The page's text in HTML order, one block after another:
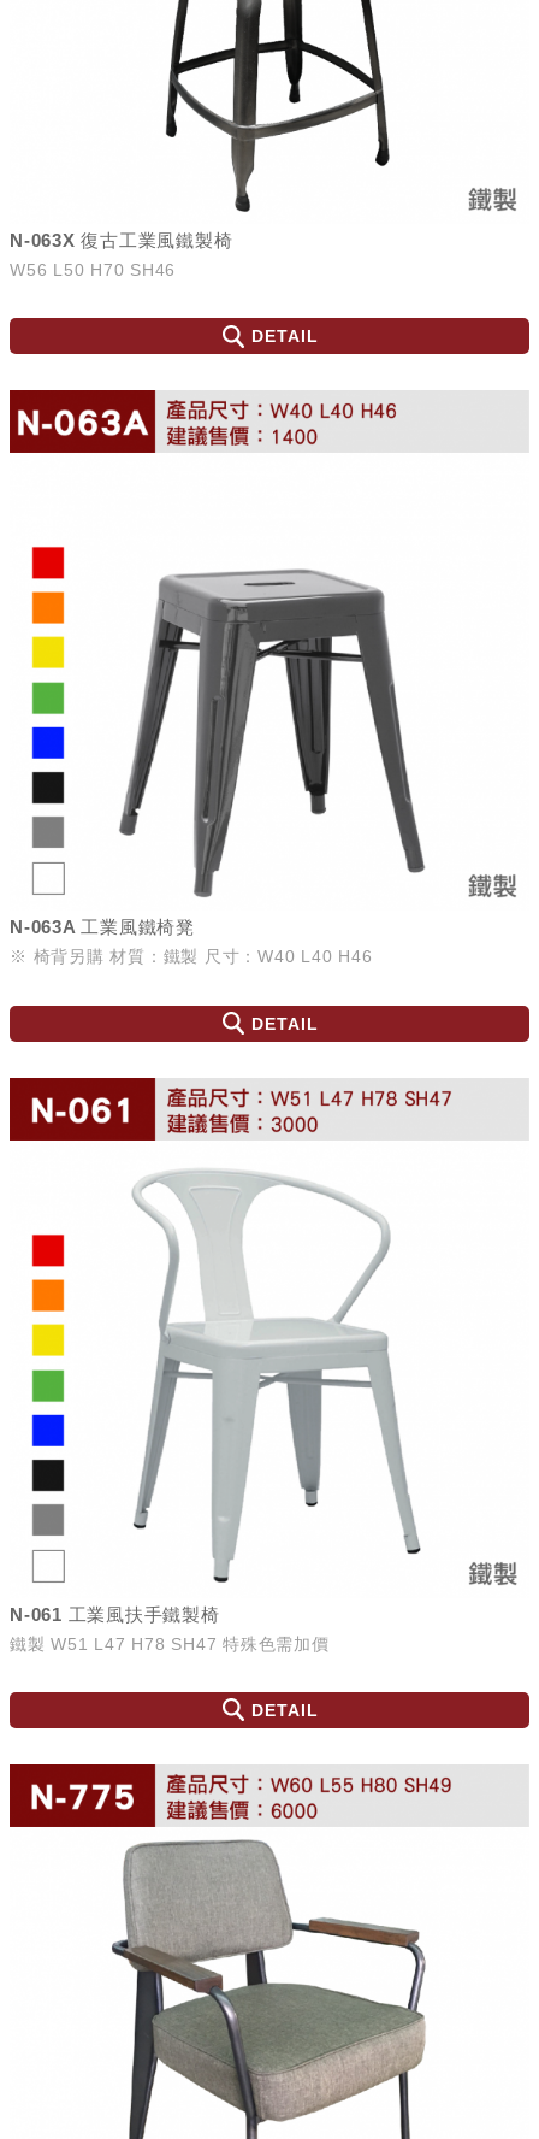
N-063X 復古工業風鐵製椅
W56 L50 H70 SH46
DETAIL
N-063A 工業風鐵椅凳
※ 椅背另購 材質：鐵製 尺寸：W40 L40 H46
DETAIL
N-061 工業風扶手鐵製椅
鐵製 W51 L47 H78 SH47 特殊色需加價
DETAIL